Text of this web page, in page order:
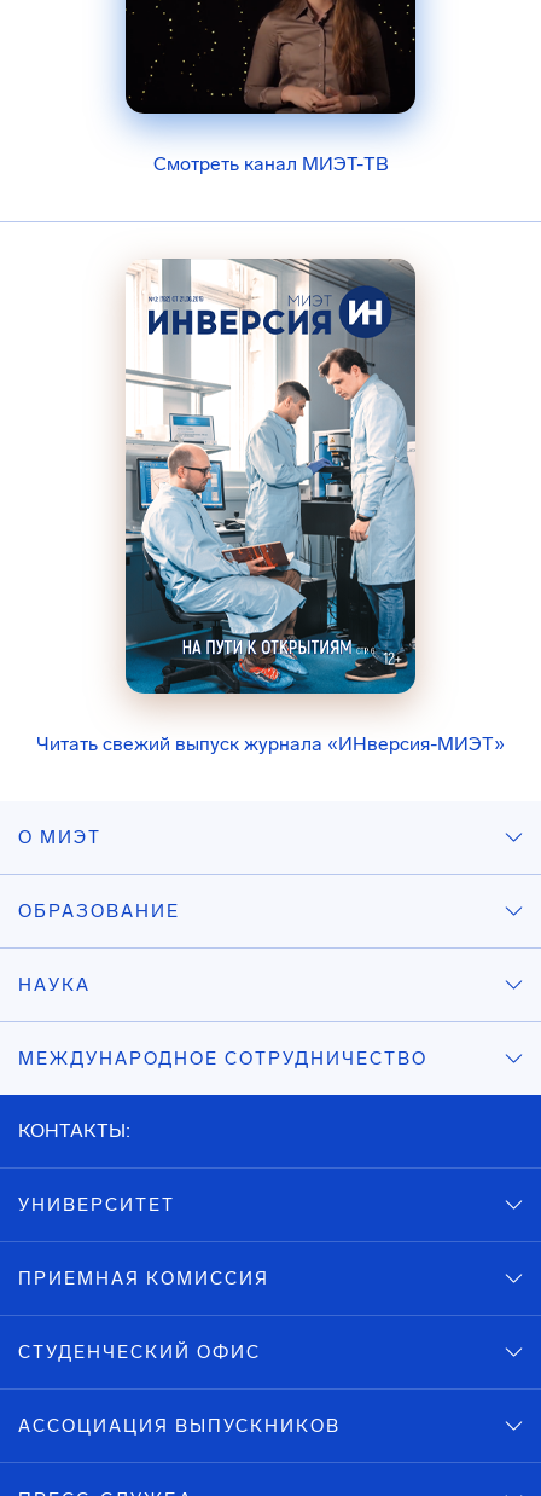
Смотреть канал МИЭТ-ТВ
Читать свежий выпуск журнала «ИНверсия-МИЭТ»
О МИЭТ
ОБРАЗОВАНИЕ
НАУКА
МЕЖДУНАРОДНОЕ СОТРУДНИЧЕСТВО
КОНТАКТЫ:
УНИВЕРСИТЕТ
ПРИЕМНАЯ КОМИССИЯ
СТУДЕНЧЕСКИЙ ОФИС
АССОЦИАЦИЯ ВЫПУСКНИКОВ